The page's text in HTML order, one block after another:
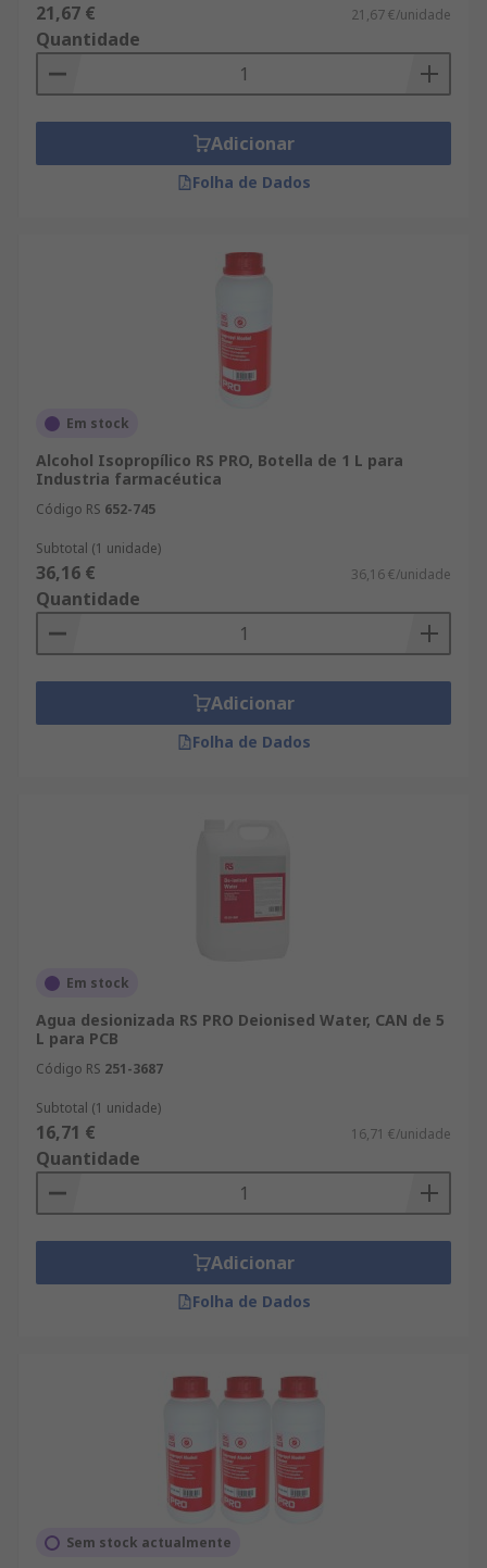
21,67 € 21,67 €/unidade
Quantidade
Adicionar
Folha de Dados
Em stock
Alcohol Isopropílico RS PRO, Botella de 1 L para
Industria farmacéutica
Código RS 652-745
Subtotal (1 unidade)
36,16 € 36,16 €/unidade
Quantidade
Adicionar
Folha de Dados
Em stock
Agua desionizada RS PRO Deionised Water, CAN de 5
L para PCB
Código RS 251-3687
Subtotal (1 unidade)
16,71 € 16,71 €/unidade
Quantidade
Adicionar
Folha de Dados
Sem stock actualmente